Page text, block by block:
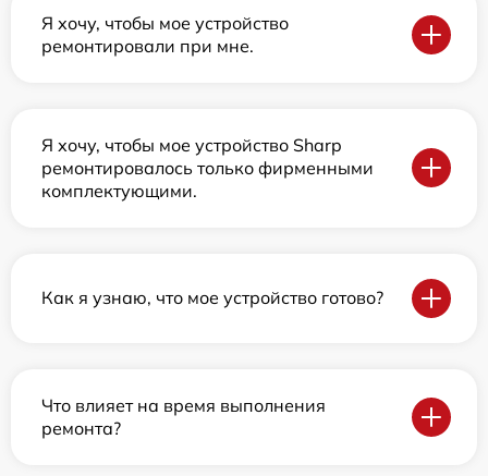
Я хочу, чтобы мое устройство
ремонтировали при мне.
Я хочу, чтобы мое устройство Sharp
ремонтировалось только фирменными
комплектующими.
Как я узнаю, что мое устройство готово?
Что влияет на время выполнения
ремонта?